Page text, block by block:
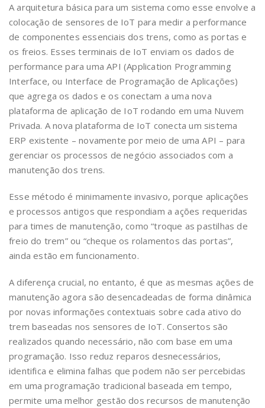
A arquitetura básica para um sistema como esse envolve a
colocação de sensores de IoT para medir a performance
de componentes essenciais dos trens, como as portas e
os freios. Esses terminais de IoT enviam os dados de
performance para uma API (Application Programming
Interface, ou Interface de Programação de Aplicações)
que agrega os dados e os conectam a uma nova
plataforma de aplicação de IoT rodando em uma Nuvem
Privada. A nova plataforma de IoT conecta um sistema
ERP existente – novamente por meio de uma API – para
gerenciar os processos de negócio associados com a
manutenção dos trens.
Esse método é minimamente invasivo, porque aplicações
e processos antigos que respondiam a ações requeridas
para times de manutenção, como “troque as pastilhas de
freio do trem” ou “cheque os rolamentos das portas”,
ainda estão em funcionamento.
A diferença crucial, no entanto, é que as mesmas ações de
manutenção agora são desencadeadas de forma dinâmica
por novas informações contextuais sobre cada ativo do
trem baseadas nos sensores de IoT. Consertos são
realizados quando necessário, não com base em uma
programação. Isso reduz reparos desnecessários,
identifica e elimina falhas que podem não ser percebidas
em uma programação tradicional baseada em tempo,
permite uma melhor gestão dos recursos de manutenção